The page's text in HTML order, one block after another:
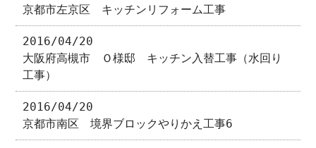
京都市左京区 キッチンリフォーム工事
2016/04/20
大阪府高槻市 Ｏ様邸 キッチン入替工事（水回り
工事）
2016/04/20
京都市南区 境界ブロックやりかえ工事6